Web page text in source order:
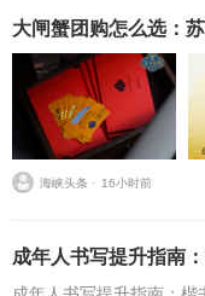
大闸蟹团购怎么选：
海峡头条 ⋅ 16小时前
成年人书写提升指南